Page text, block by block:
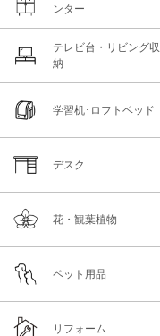
ンター
テレビ台・リビング収
納
学習机･ロフトベッド
デスク
花・観葉植物
ペット用品
リフォーム